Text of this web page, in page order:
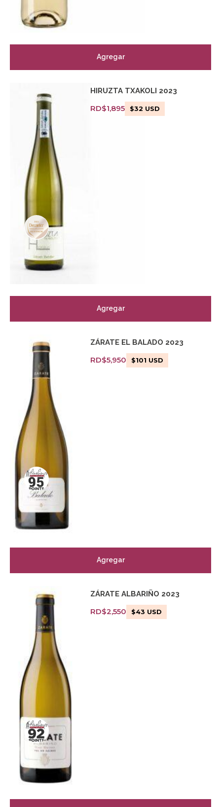
Agregar
HIRUZTA TXAKOLI 2023
RD$1,895 $32 USD
Agregar
ZÁRATE EL BALADO 2023
RD$5,950 $101 USD
Agregar
ZÁRATE ALBARIÑO 2023
RD$2,550 $43 USD